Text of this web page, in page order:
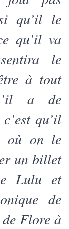
qu’il le
qu’il va
le
à tout
a de
qu’il
où on le
un billet
Lulu et
de
Flore à